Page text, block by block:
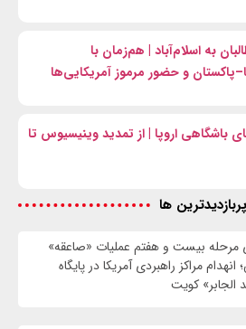
به اسلام‌آباد | هم‌زمان با
و حضور مرموز آمریکایی‌ها
باشگاهی اروپا | از تمدید وینیسیوس تا
پربازدیدترین ها
مرحله بیست و هفتم عملیات «صاعقه»
انهدام مراکز راهبردی آمریکا در پایگاه
الجابر» کویت